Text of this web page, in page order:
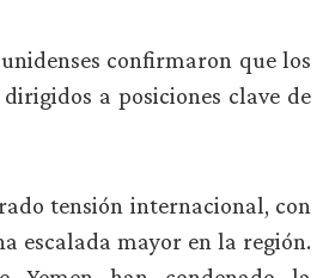
confirmaron que los
a posiciones clave de
tensión internacional, con
escalada mayor en la región.